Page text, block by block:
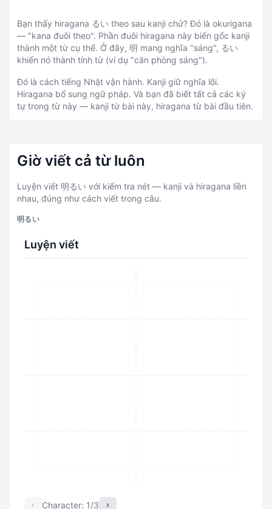
Bạn thấy hiragana るい theo sau kanji chứ? Đó là okurigana
— "kana đuôi theo". Phần đuôi hiragana này biến gốc kanji
thành một từ cụ thể. Ở đây, 明 mang nghĩa "sáng", るい
khiến nó thành tính từ (ví dụ "căn phòng sáng").
Đó là cách tiếng Nhật vận hành. Kanji giữ nghĩa lõi.
Hiragana bổ sung ngữ pháp. Và bạn đã biết tất cả các ký
tự trong từ này — kanji từ bài này, hiragana từ bài đầu tiên.
Giờ viết cả từ luôn
Luyện viết 明るい với kiểm tra nét — kanji và hiragana liền
nhau, đúng như cách viết trong câu.
明るい
Luyện viết
‹ Character: 1/3 ›